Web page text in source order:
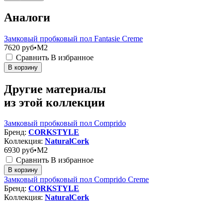
Аналоги
Замковый пробковый пол Fantasie Creme
7620 руб•M2
Сравнить В избранное
В корзину
Другие материалы
из этой коллекции
Замковый пробковый пол Comprido
Бренд: CORKSTYLE
Коллекция: NaturalCork
6930 руб•M2
Сравнить В избранное
В корзину
Замковый пробковый пол Comprido Creme
Бренд: CORKSTYLE
Коллекция: NaturalCork